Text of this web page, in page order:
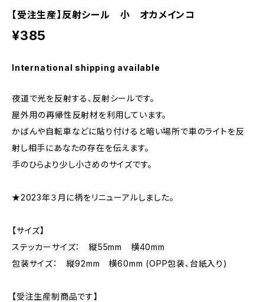
【受注生産】反射シール 小 オカメインコ
¥385
International shipping available
夜道で光を反射する、反射シールです。
屋外用の再帰性反射材を利用しています。
かばんや自転車などに貼り付けると暗い場所で車のライトを反
射し相手にあなたの存在を伝えます。
手のひらより少し小さめのサイズです。
★2023年３月に柄をリニューアルしました。
【サイズ】
ステッカーサイズ： 縦55mm 横40mm
包装サイズ： 縦92mm 横60mm (OPP包装、台紙入り)
【受注生産制商品です】